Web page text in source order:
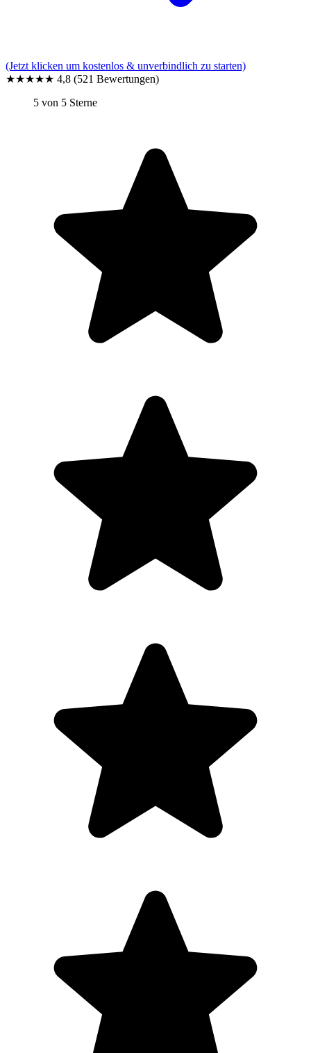
(Jetzt klicken um kostenlos & unverbindlich zu starten)
★★★★★ 4,8 (521 Bewertungen)
5 von 5 Sterne